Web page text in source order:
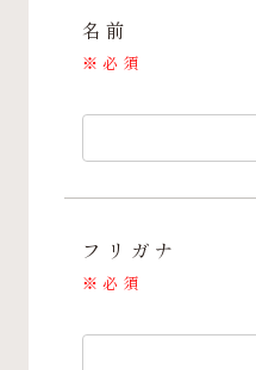
名前
※ 必須
フリガナ
※ 必須